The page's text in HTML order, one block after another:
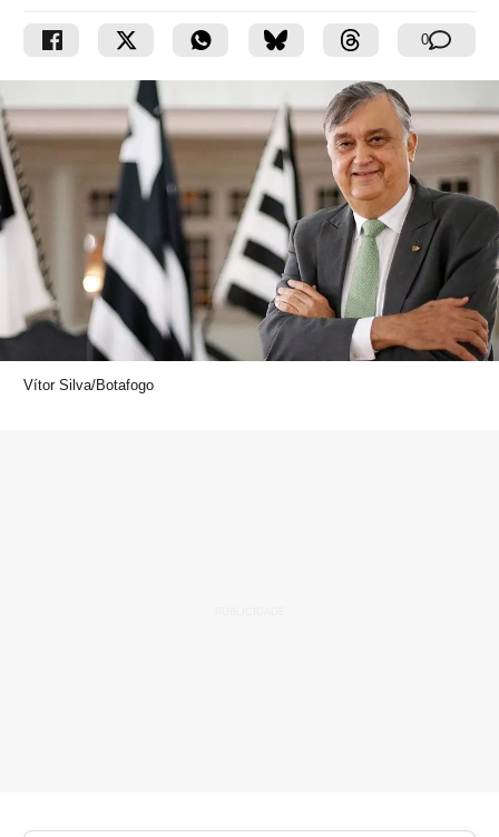
0
Vítor Silva/Botafogo